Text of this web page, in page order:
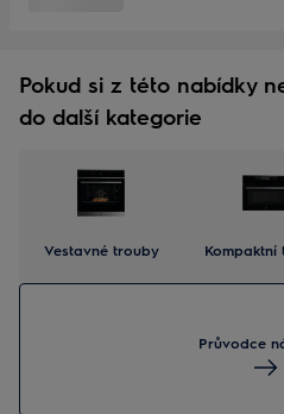
Pokud si z této nabídky
do další kategorie
Vestavné trouby Kompaktní
Průvodce